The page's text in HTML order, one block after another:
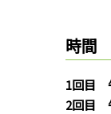
時間
1回目
2回目